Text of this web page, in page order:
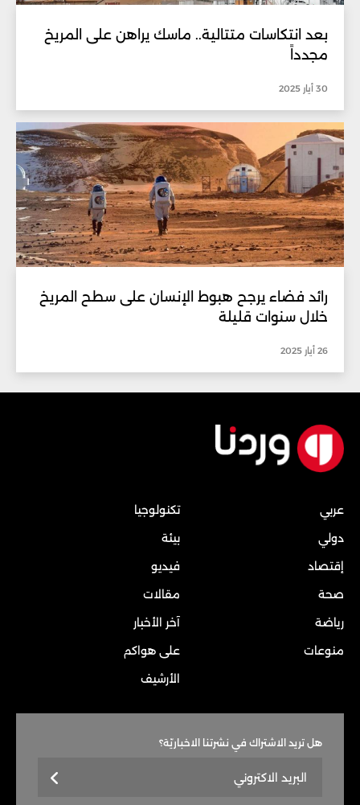
بعد انتكاسات متتالية.. ماسك يراهن على المريخ
مجدداً
30 أيار 2025
رائد فضاء يرجح هبوط الإنسان على سطح المريخ
خلال سنوات قليلة
26 أيار 2025
عربي
دولي
إقتصاد
صحة
رياضة
منوعات
تكنولوجيا
بيئة
فيديو
مقالات
آخر الأخبار
على هواكم
الأرشيف
هل تريد الاشتراك في نشرتنا الاخباريّة؟